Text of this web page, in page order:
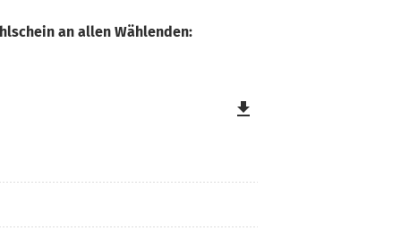
an allen Wählenden:
file_download